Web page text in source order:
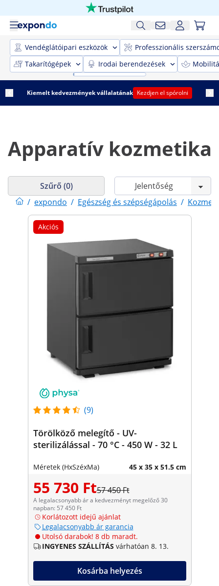
Vendéglátóipari eszközök
Professzionális
Takarítógépek
Irodai berendezések
Kiemelt kedvezmények vállalatának Kezdjen el spórolni
Apparatív kozmetika
/ expondo / Egészség és szépségápolás /
Szűrő (0)
Akciós
(9)
Törölköző melegítő - UV-
sterilizálással - 70 °C - 450 W - 32 L
Méretek (HxSzéxMa) 45 x 35 x 51.5 cm
55 730 Ft57 450 Ft
A legalacsonyabb ár a kedvezményt megelőző 30
napban: 57 450 Ft
Korlátozott idejű ajánlat
Legalacsonyabb ár garancia
Utolsó darabok! 8 db maradt.
INGYENES SZÁLLÍTÁS várhatóan 8. 13.
Kosárba helyezés